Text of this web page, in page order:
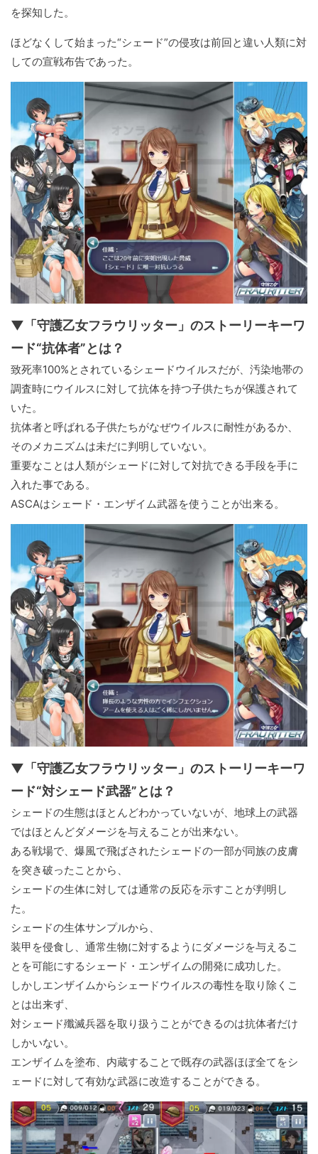
を探知した。
ほどなくして始まった“シェード”の侵攻は前回と違い人類に対
しての宣戦布告であった。
▼「守護乙女フラウリッター」のストーリーキーワ
ード“抗体者”とは？
致死率100%とされているシェードウイルスだが、汚染地帯の
調査時にウイルスに対して抗体を持つ子供たちが保護されて
いた。
抗体者と呼ばれる子供たちがなぜウイルスに耐性があるか、
そのメカニズムは未だに判明していない。
重要なことは人類がシェードに対して対抗できる手段を手に
入れた事である。
ASCAはシェード・エンザイム武器を使うことが出来る。
▼「守護乙女フラウリッター」のストーリーキーワ
ード“対シェード武器”とは？
シェードの生態はほとんどわかっていないが、地球上の武器
ではほとんどダメージを与えることが出来ない。
ある戦場で、爆風で飛ばされたシェードの一部が同族の皮膚
を突き破ったことから、
シェードの生体に対しては通常の反応を示すことが判明し
た。
シェードの生体サンプルから、
装甲を侵食し、通常生物に対するようにダメージを与えるこ
とを可能にするシェード・エンザイムの開発に成功した。
しかしエンザイムからシェードウイルスの毒性を取り除くこ
とは出来ず、
対シェード殲滅兵器を取り扱うことができるのは抗体者だけ
しかいない。
エンザイムを塗布、内蔵することで既存の武器ほぼ全てをシ
ェードに対して有効な武器に改造することができる。